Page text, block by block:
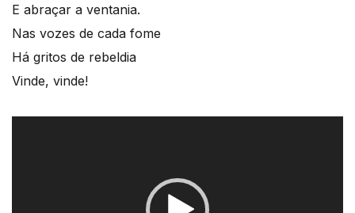
E abraçar a ventania.
Nas vozes de cada fome
Há gritos de rebeldia
Vinde, vinde!